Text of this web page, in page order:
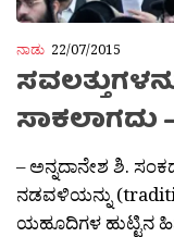
ನಾಡು 22/07/2015
ಸಾಕಲಾಗದು
– ಅನ್ನದಾನೇಶ ಶಿ.
ನಡವಳಿಯನ್ನು
ಯಹೂದಿಗಳ ಹುಟ್ಟಿನ